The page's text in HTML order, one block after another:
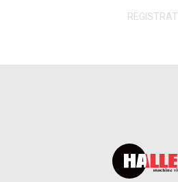
REGISTRATI